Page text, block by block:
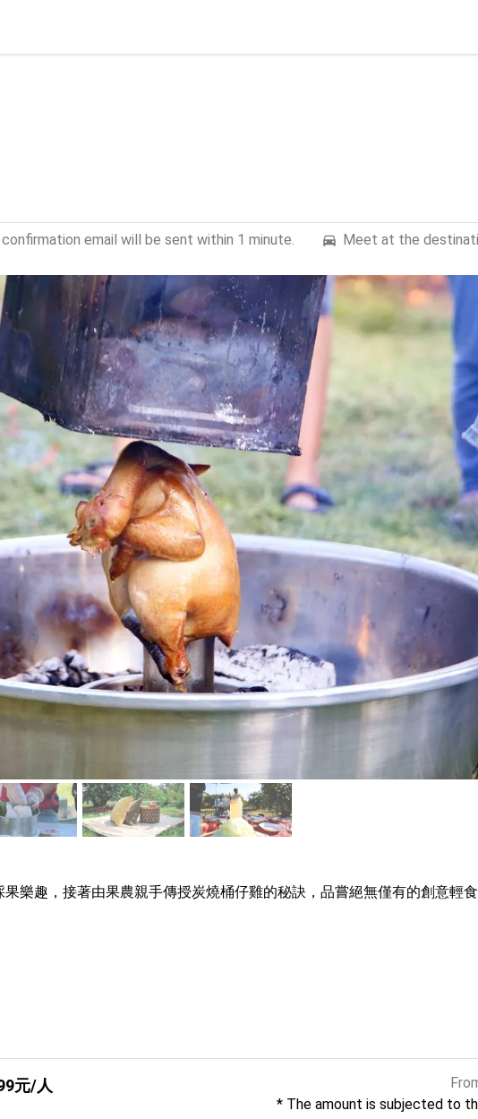
email will be sent within 1 minute. Meet at the
樂趣，接著由果農親手傳授炭燒桶仔雞的秘訣，品嘗絕無僅有的創意輕食
元/人
* The amount is subjected to